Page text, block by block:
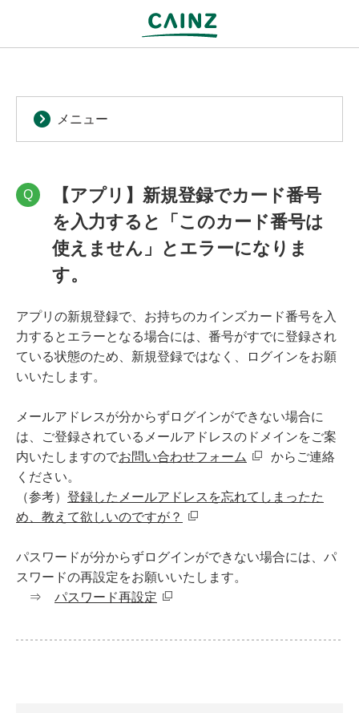
メニュー
Q
【アプリ】新規登録でカード番号
を入力すると「このカード番号は
使えません」とエラーになりま
す。
アプリの新規登録で、お持ちのカインズカード番号を入
力するとエラーとなる場合には、番号がすでに登録され
ている状態のため、新規登録ではなく、ログインをお願
いいたします。
メールアドレスが分からずログインができない場合に
は、ご登録されているメールアドレスのドメインをご案
内いたしますのでお問い合わせフォーム
からご連絡
ください。
（参考） 登録したメールアドレスを忘れてしまったた
め、教えて欲しいのですが？
パスワードが分からずログインができない場合には、パ
スワードの再設定をお願いいたします。
⇒ パスワード再設定